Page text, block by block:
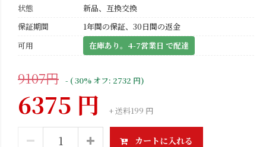
状態
新品、互換交換
保証期間
1年間の保証、30日間の返金
可用
在庫あり。4-7営業日 で配達
9107円 - ( 30% オフ: 2732 円)
6375 円 + 送料199 円
カートに入れる